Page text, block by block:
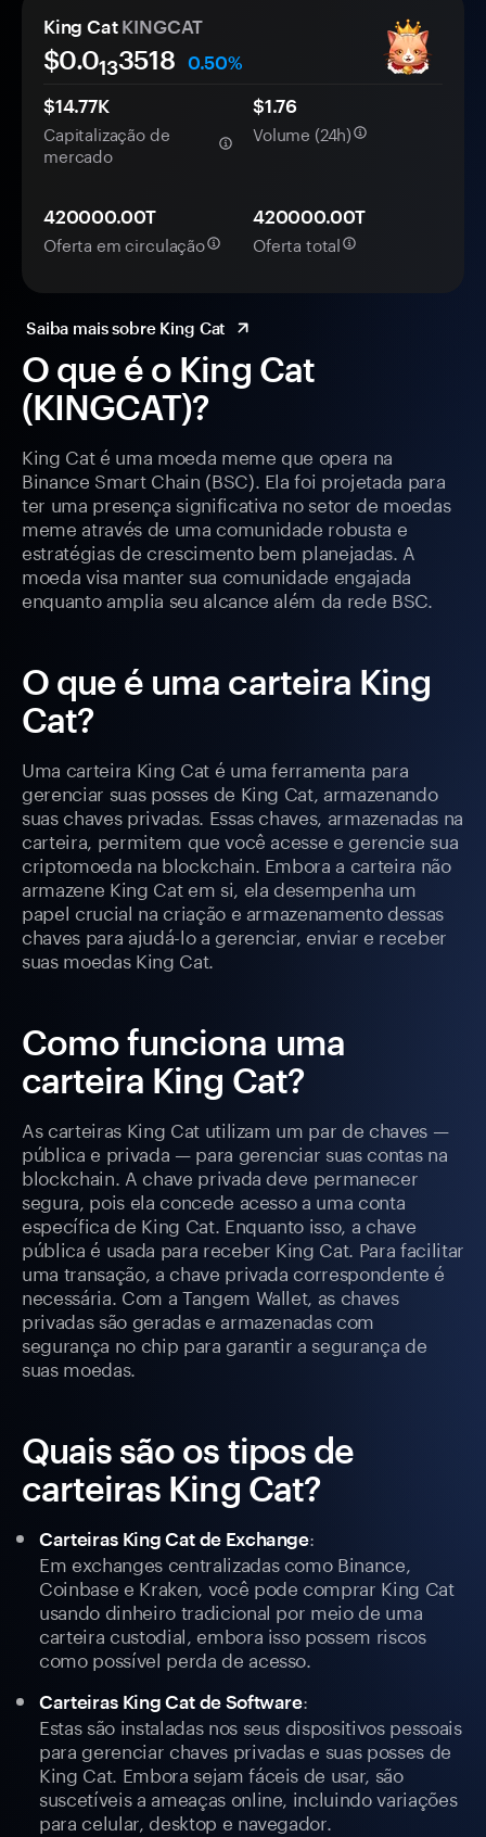
O que é o King Cat
(KINGCAT)?
King Cat é uma moeda meme que opera na
Binance Smart Chain (BSC). Ela foi projetada para
ter uma presença significativa no setor de moedas
meme através de uma comunidade robusta e
estratégias de crescimento bem planejadas. A
moeda visa manter sua comunidade engajada
enquanto amplia seu alcance além da rede BSC.
O que é uma carteira King
Cat?
Uma carteira King Cat é uma ferramenta para
gerenciar suas posses de King Cat, armazenando
suas chaves privadas. Essas chaves, armazenadas na
carteira, permitem que você acesse e gerencie sua
criptomoeda na blockchain. Embora a carteira não
armazene King Cat em si, ela desempenha um
papel crucial na criação e armazenamento dessas
chaves para ajudá-lo a gerenciar, enviar e receber
suas moedas King Cat.
Como funciona uma
carteira King Cat?
As carteiras King Cat utilizam um par de chaves —
pública e privada — para gerenciar suas contas na
blockchain. A chave privada deve permanecer
segura, pois ela concede acesso a uma conta
específica de King Cat. Enquanto isso, a chave
pública é usada para receber King Cat. Para facilitar
uma transação, a chave privada correspondente é
necessária. Com a Tangem Wallet, as chaves
privadas são geradas e armazenadas com
segurança no chip para garantir a segurança de
suas moedas.
Quais são os tipos de
carteiras King Cat?
Carteiras King Cat de Exchange:
Em exchanges centralizadas como Binance,
Coinbase e Kraken, você pode comprar King Cat
usando dinheiro tradicional por meio de uma
carteira custodial, embora isso possem riscos
como possível perda de acesso.
Carteiras King Cat de Software:
Estas são instaladas nos seus dispositivos pessoais
para gerenciar chaves privadas e suas posses de
King Cat. Embora sejam fáceis de usar, são
suscetíveis a ameaças online, incluindo variações
para celular, desktop e navegador.
King Cat KINGCAT
$0.0133518
0.50%
$14.77K
Capitalização de
mercado
$1.76
Volume (24h)
420000.00T
Oferta em circulação
420000.00T
Oferta total
Saiba mais sobre King Cat